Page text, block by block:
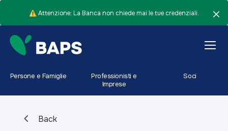
⚠️ Attenzione: La Banca non chiede mai le tue credenziali.
Persone e Famiglie
Professionisti e
Imprese
Soci
Back